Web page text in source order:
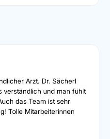
Arzt. Dr. Sächerl
verständlich und man fühlt
das Team ist sehr
Tolle Mitarbeiterinnen